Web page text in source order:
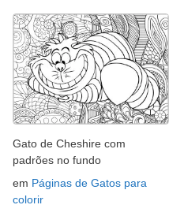
Gato de Cheshire com
padrões no fundo
em Páginas de Gatos para
colorir